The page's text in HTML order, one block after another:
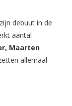
debuut in de
aantal
Maarten
allemaal